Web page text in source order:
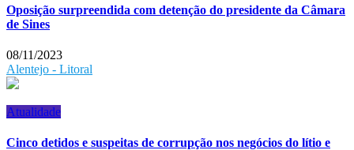
Oposição surpreendida com detenção do presidente da Câmara
de Sines
08/11/2023
Alentejo - Litoral
Atualidade
Cinco detidos e suspeitas de corrupção nos negócios do lítio e